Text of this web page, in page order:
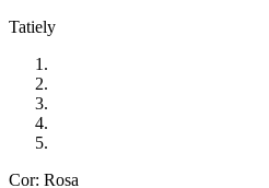
Tatiely
Cor: Rosa